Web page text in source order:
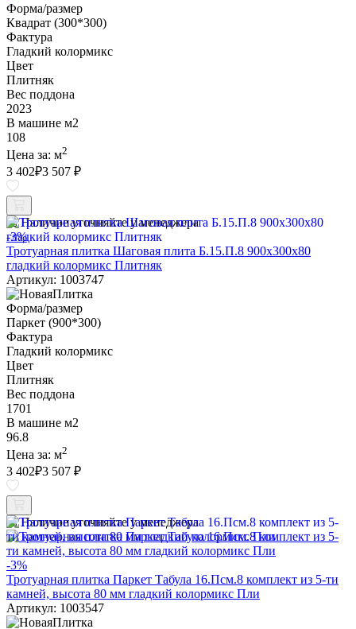
Форма/размер
Квадрат (300*300)
Фактура
Гладкий колормикс
Цвет
Плитняк
Вес поддона
2023
В машине м2
108
Цена за: м2
3 402₽3 507 ₽
Наличие уточняйте у менеджера
-3%
Тротуарная плитка Шаговая плита Б.15.П.8 900х300х80
гладкий колормикс Плитняк
Артикул: 1003747
Форма/размер
Паркет (900*300)
Фактура
Гладкий колормикс
Цвет
Плитняк
Вес поддона
1701
В машине м2
96.8
Цена за: м2
3 402₽3 507 ₽
Наличие уточняйте у менеджера
-3%
Тротуарная плитка Паркет Табула 16.Псм.8 комплект из 5-ти
камней, высота 80 мм гладкий колормикс Пли
Артикул: 1003547